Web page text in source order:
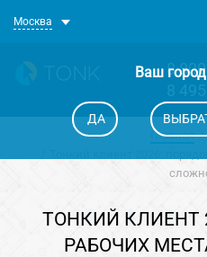
Москва
8
8
Ваш город
ДА
Главная
ТОНКИЙ КЛИЕНТ
РАБОЧИХ